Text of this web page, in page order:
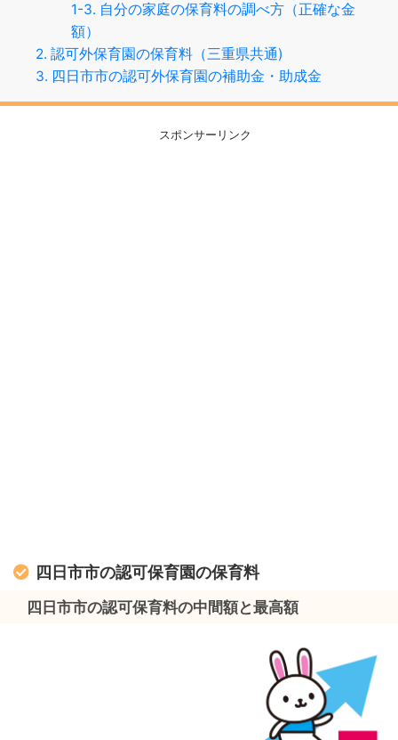
1-3. 自分の家庭の保育料の調べ方（正確な金
額）
2. 認可外保育園の保育料（三重県共通)
3. 四日市市の認可外保育園の補助金・助成金
スポンサーリンク
四日市市の認可保育園の保育料
四日市市の認可保育料の中間額と最高額